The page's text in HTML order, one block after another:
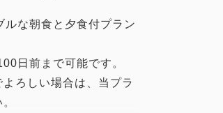
な朝食と夕食付プラン
日前まで可能です。
ろしい場合は、当プラ